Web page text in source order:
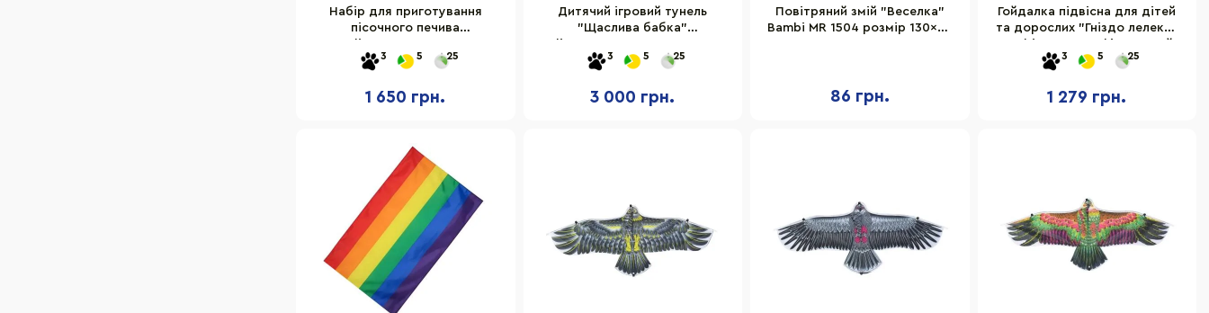
Набір для приготування
пісочного печива
3 5 25
1 650 грн.
Дитячий ігровий тунель
"Щаслива бабка"
см
3 5 25
3 000 грн.
Повітряний змій "Веселка"
Bambi MR 1504 розмір 130×69
86 грн.
Гойдалка підвісна для дітей
та дорослих "Гніздо лелеки"
до 100 кг
3 5 25
1 279 грн.